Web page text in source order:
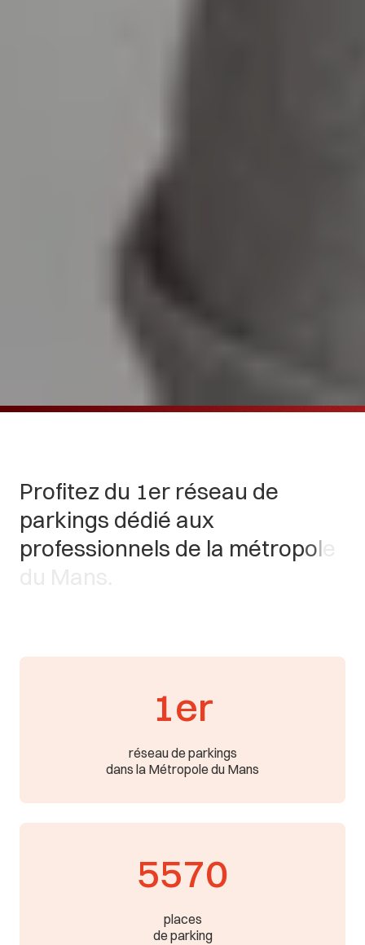
Profitez du 1er réseau de
parkings dédié aux
professionnels de la métropol
1er
réseau de parkings
dans la Métropole du Mans
5570
places
de parking